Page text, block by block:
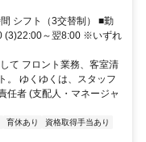
シフト（3交替制） ■勤
(3)22:00～翌8:00 ※いずれ
て フロント業務、客室清
。 ゆくゆくは、スタッフ
任者 (支配人・マネージャ
育休あり
資格取得手当あり